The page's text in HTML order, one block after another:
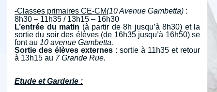
-Classes primaires CE-CM(10 Avenue Gambetta) :
8h30 – 11h35 / 13h15 – 16h30
L’entrée du matin (à partir de 8h jusqu’à 8h30) et la
sortie du soir des élèves (de 16h35 jusqu’à 16h50) se
font au 10 avenue Gambetta.
Sortie des élèves externes : sortie à 11h35 et retour
à 13h15 au 7 Grande Rue.
Etude et Garderie :